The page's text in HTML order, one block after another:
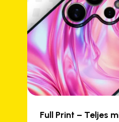
Full Print – Teljes